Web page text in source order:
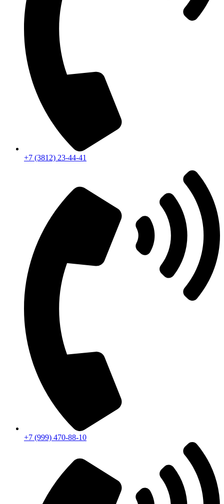
+7 (3812) 23-44-41
+7 (999) 470-88-10